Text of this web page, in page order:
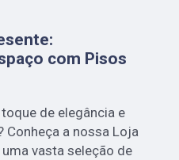
com Pisos
de elegância e
Conheça a nossa Loja
vasta seleção de